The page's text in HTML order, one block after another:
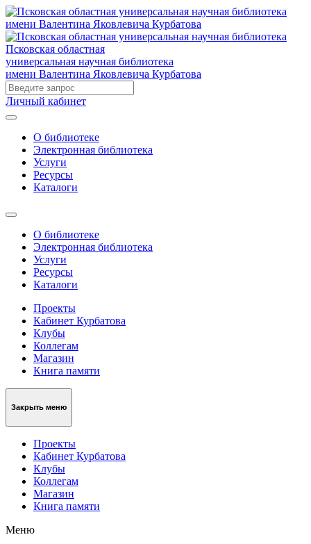
Псковская областная
универсальная научная библиотека
имени Валентина Яковлевича Курбатова
Личный кабинет
О библиотеке
Электронная библиотека
Услуги
Ресурсы
Каталоги
О библиотеке
Электронная библиотека
Услуги
Ресурсы
Каталоги
Проекты
Кабинет Курбатова
Клубы
Коллегам
Магазин
Книга памяти
Закрыть меню
Проекты
Кабинет Курбатова
Клубы
Коллегам
Магазин
Книга памяти
Меню